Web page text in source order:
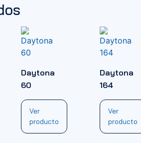
Daytona
60
Ver
producto
Daytona
164
Ver
producto